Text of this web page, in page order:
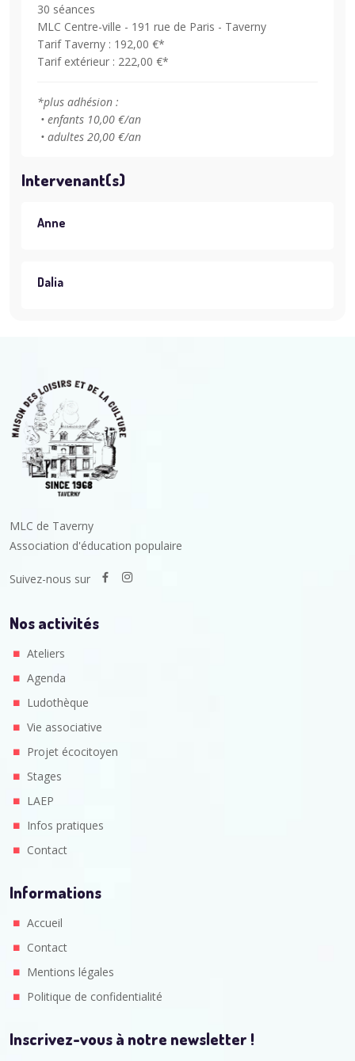
30 séances
MLC Centre-ville - 191 rue de Paris - Taverny
Tarif Taverny : 192,00 €*
Tarif extérieur : 222,00 €*
*plus adhésion :
• enfants 10,00 €/an
• adultes 20,00 €/an
Intervenant(s)
Anne
Dalia
MLC de Taverny
Association d'éducation populaire
Suivez-nous sur
Nos activités
Ateliers
Agenda
Ludothèque
Vie associative
Projet écocitoyen
Stages
LAEP
Infos pratiques
Contact
Informations
Accueil
Contact
Mentions légales
Politique de confidentialité
Inscrivez-vous à notre newsletter !